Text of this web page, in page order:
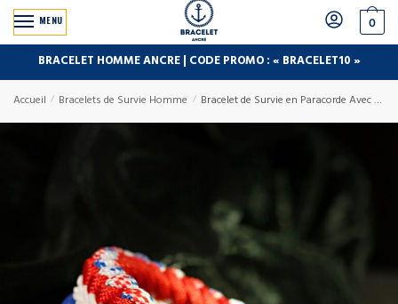
MENU 0
BRACELET HOMME ANCRE | CODE PROMO : « BRACELET10 »
Accueil / Bracelets de Survie Homme / Bracelet de Survie en Paracorde Avec Tête de Pirate Cohen